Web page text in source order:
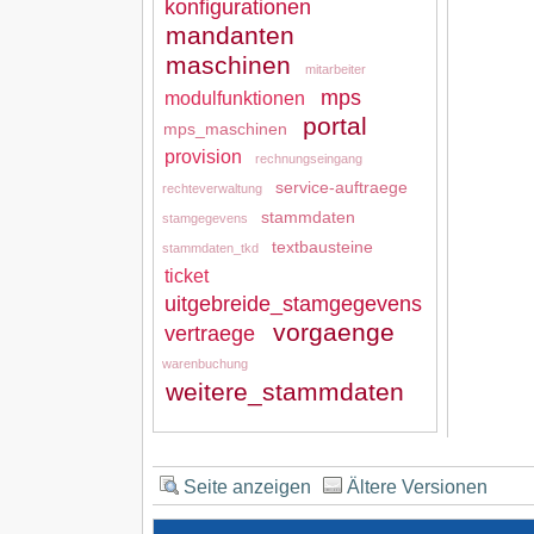
konfigurationen
mandanten
maschinen
mitarbeiter
modulfunktionen mps
mps_maschinen portal
provision rechnungseingang
rechteverwaltung service-auftraege
stamgegevens stammdaten
stammdaten_tkd textbausteine
ticket
uitgebreide_stamgegevens
vertraege
vorgaenge
warenbuchung
weitere_stammdaten
Seite anzeigen Ältere Versionen